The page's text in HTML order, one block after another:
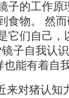
子的工作原
食物。 然
它们自己，
子自我认
也能有着自
来对猪认知